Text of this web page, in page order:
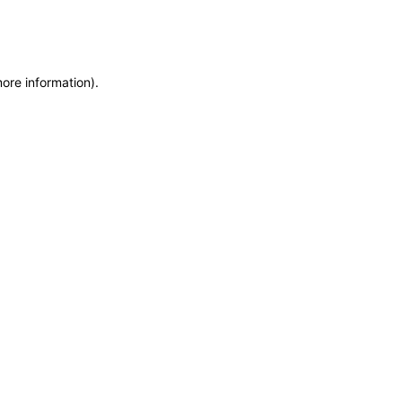
information).